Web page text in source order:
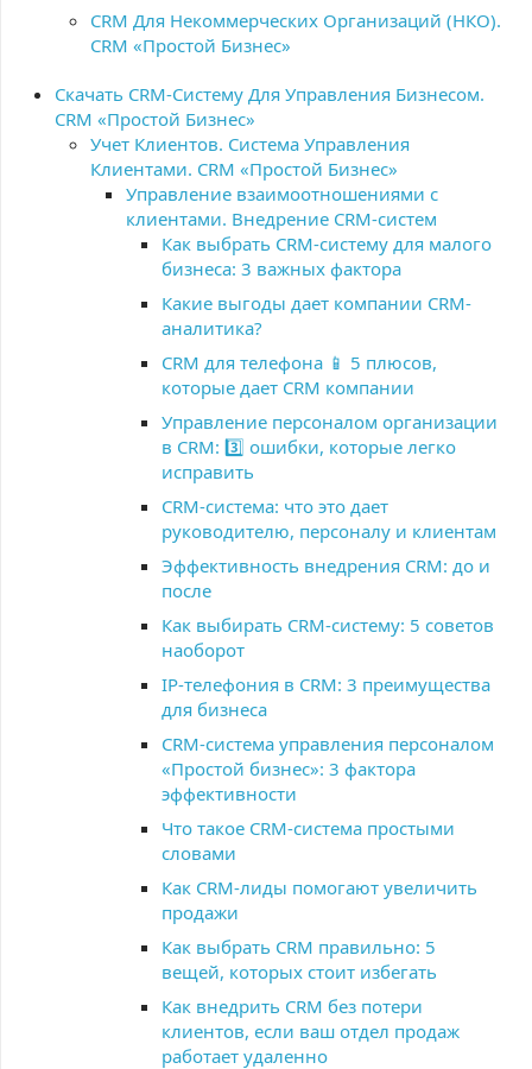
CRM Для Некоммерческих Организаций (НКО).
CRM «Простой Бизнес»
Скачать CRM-Систему Для Управления Бизнесом.
CRM «Простой Бизнес»
Учет Клиентов. Система Управления
Клиентами. CRM «Простой Бизнес»
Управление взаимоотношениями с
клиентами. Внедрение CRM-систем
Как выбрать CRM-систему для малого
бизнеса: 3 важных фактора
Какие выгоды дает компании CRM-
аналитика?
CRM для телефона 📱 5 плюсов,
которые дает CRM компании
Управление персоналом организации
в CRM: 3️⃣ ошибки, которые легко
исправить
CRM-система: что это дает
руководителю, персоналу и клиентам
Эффективность внедрения CRM: до и
после
Как выбирать CRM-систему: 5 советов
наоборот
IP-телефония в CRM: 3 преимущества
для бизнеса
CRM-система управления персоналом
«Простой бизнес»: 3 фактора
эффективности
Что такое CRM-система простыми
словами
Как CRM-лиды помогают увеличить
продажи
Как выбрать CRM правильно: 5
вещей, которых стоит избегать
Как внедрить CRM без потери
клиентов, если ваш отдел продаж
работает удаленно